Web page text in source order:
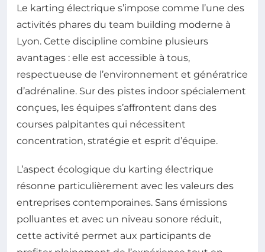
Le karting électrique s’impose comme l’une des
activités phares du team building moderne à
Lyon. Cette discipline combine plusieurs
avantages : elle est accessible à tous,
respectueuse de l’environnement et génératrice
d’adrénaline. Sur des pistes indoor spécialement
conçues, les équipes s’affrontent dans des
courses palpitantes qui nécessitent
concentration, stratégie et esprit d’équipe.
L’aspect écologique du karting électrique
résonne particulièrement avec les valeurs des
entreprises contemporaines. Sans émissions
polluantes et avec un niveau sonore réduit,
cette activité permet aux participants de